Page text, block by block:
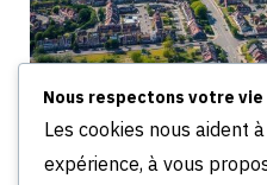
Nous respectons votre
Les cookies nous aident
expérience, à vous